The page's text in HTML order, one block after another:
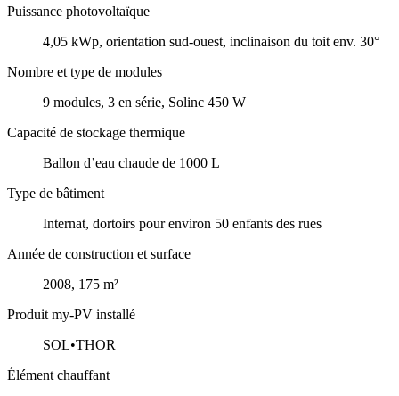
Puissance photovoltaïque
4,05 kWp, orientation sud-ouest, inclinaison du toit env. 30°
Nombre et type de modules
9 modules, 3 en série, Solinc 450 W
Capacité de stockage thermique
Ballon d’eau chaude de 1000 L
Type de bâtiment
Internat, dortoirs pour environ 50 enfants des rues
Année de construction et surface
2008, 175 m²
Produit my-PV installé
SOL•THOR
Élément chauffant